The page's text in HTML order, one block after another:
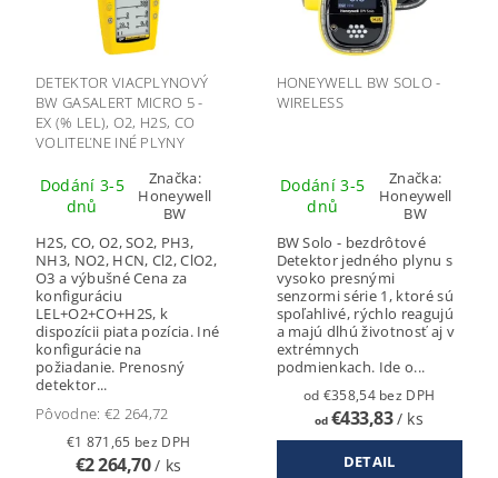
DETEKTOR VIACPLYNOVÝ
BW GASALERT MICRO 5 -
EX (% LEL), O2, H2S, CO
VOLITEĽNE INÉ PLYNY
Dodání 3-5
dnů
Značka:
Honeywell
BW
H2S, CO, O2, SO2, PH3,
NH3, NO2, HCN, Cl2, ClO2,
O3 a výbušné Cena za
konfiguráciu
LEL+O2+CO+H2S, k
dispozícii piata pozícia. Iné
konfigurácie na
požiadanie. Prenosný
detektor...
Pôvodne: €2 264,72
€1 871,65 bez DPH
€2 264,70/ ks
HONEYWELL BW SOLO -
WIRELESS
Dodání 3-5
dnů
Značka:
Honeywell
BW
BW Solo - bezdrôtové
Detektor jedného plynu s
vysoko presnými
senzormi série 1, ktoré sú
spoľahlivé, rýchlo reagujú
a majú dlhú životnosť aj v
extrémnych
podmienkach. Ide o...
od €358,54 bez DPH
od€433,83/ ks
DETAIL